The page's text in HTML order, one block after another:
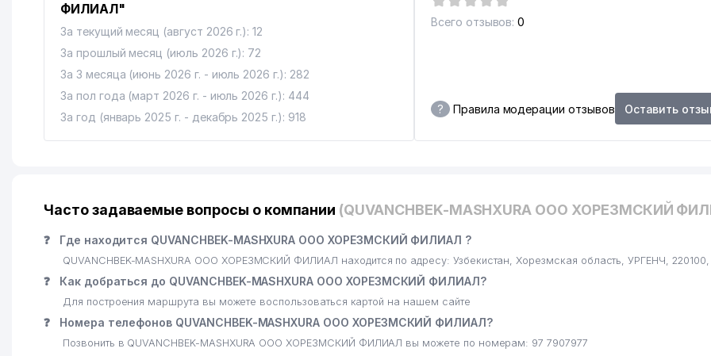
ФИЛИАЛ"
За текущий месяц (август 2026 г.): 12
За прошлый месяц (июль 2026 г.): 72
За 3 месяца (июнь 2026 г. - июль 2026 г.): 282
За пол года (март 2026 г. - июль 2026 г.): 444
За год (январь 2025 г. - декабрь 2025 г.): 918
Всего отзывов: 0
? Правила модерации отзывов Оставить
Часто задаваемые вопросы о компании (QUVANCHBEK-MASHXURA ООО ХОРЕЗМСКИЙ
❓ Где находится QUVANCHBEK-MASHXURA ООО ХОРЕЗМСКИЙ ФИЛИАЛ ?
QUVANCHBEK-MASHXURA ООО ХОРЕЗМСКИЙ ФИЛИАЛ находится по адресу: Узбекистан, Хорезмская область, УРГЕНЧ, 220100,
❓ Как добраться до QUVANCHBEK-MASHXURA ООО ХОРЕЗМСКИЙ ФИЛИАЛ?
Для построения маршрута вы можете воспользоваться картой на нашем сайте
❓ Номера телефонов QUVANCHBEK-MASHXURA ООО ХОРЕЗМСКИЙ ФИЛИАЛ?
Позвонить в QUVANCHBEK-MASHXURA ООО ХОРЕЗМСКИЙ ФИЛИАЛ вы можете по номерам: 97 7907977